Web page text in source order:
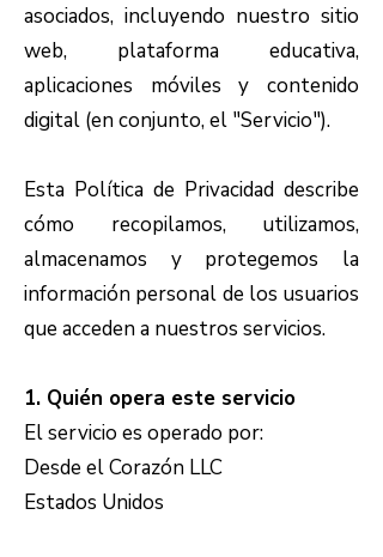
asociados, incluyendo nuestro sitio
web, plataforma educativa,
aplicaciones móviles y contenido
digital (en conjunto, el "Servicio").
Esta Política de Privacidad describe
cómo recopilamos, utilizamos,
almacenamos y protegemos la
información personal de los usuarios
que acceden a nuestros servicios.
1. Quién opera este servicio
El servicio es operado por:
Desde el Corazón LLC
Estados Unidos